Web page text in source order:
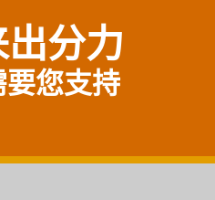
分力
您支持